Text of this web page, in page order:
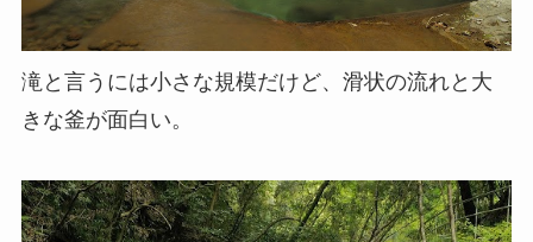
滝と言うには小さな規模だけど、滑状の流れと大
きな釜が面白い。